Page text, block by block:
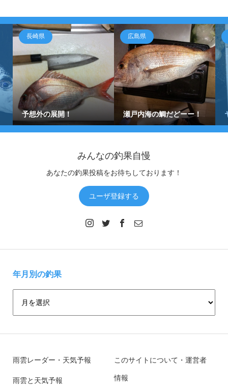
長崎県
予想外の展開！
広島県
瀬戸内海の鯛だどーー！
みんなの釣果自慢
あなたの釣果投稿をお待ちしております！
ユーザ登録する
年月別の釣果
雨雲レーダー・天気予報
雨雲と天気予報
このサイトについて・運営者
情報